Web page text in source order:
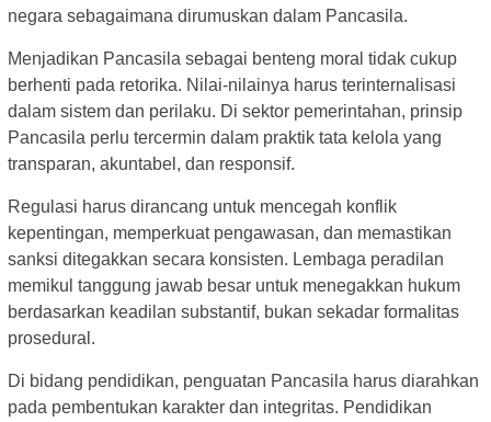
negara sebagaimana dirumuskan dalam Pancasila.
Menjadikan Pancasila sebagai benteng moral tidak cukup
berhenti pada retorika. Nilai-nilainya harus terinternalisasi
dalam sistem dan perilaku. Di sektor pemerintahan, prinsip
Pancasila perlu tercermin dalam praktik tata kelola yang
transparan, akuntabel, dan responsif.
Regulasi harus dirancang untuk mencegah konflik
kepentingan, memperkuat pengawasan, dan memastikan
sanksi ditegakkan secara konsisten. Lembaga peradilan
memikul tanggung jawab besar untuk menegakkan hukum
berdasarkan keadilan substantif, bukan sekadar formalitas
prosedural.
Di bidang pendidikan, penguatan Pancasila harus diarahkan
pada pembentukan karakter dan integritas. Pendidikan